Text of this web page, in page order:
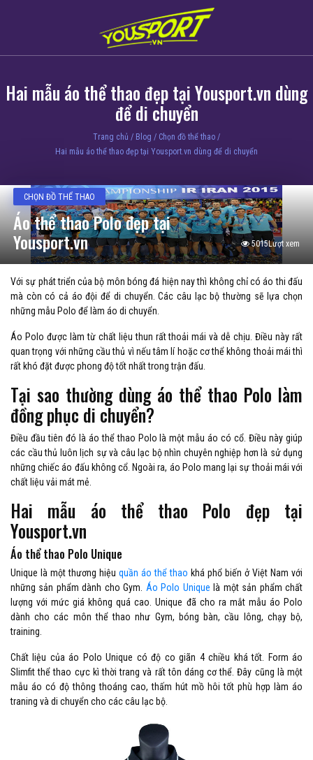
Hai mẫu áo thể thao đẹp tại Yousport.vn dùng
để di chuyển
Trang chủ / Blog / Chọn đồ thể thao /
Hai mẫu áo thể thao đẹp tại Yousport.vn dùng để di chuyển
CHỌN ĐỒ THỂ THAO
Áo thể thao Polo đẹp tại
Yousport.vn 5015Lượt xem
Với sự phát triển của bộ môn bóng đá hiện nay thì không chỉ có áo thi đấu
mà còn có cả áo đội để di chuyển. Các câu lạc bộ thường sẽ lựa chọn
những mẫu Polo để làm áo di chuyển.
Áo Polo được làm từ chất liệu thun rất thoải mái và dễ chịu. Điều này rất
quan trọng với những cầu thủ vì nếu tâm lí hoặc cơ thể không thoải mái thì
rất khó đặt được phong độ tốt nhất trong trận đấu.
Tại sao thường dùng áo thể thao Polo làm
đồng phục di chuyển?
Điều đầu tiên đó là áo thể thao Polo là một mẫu áo có cổ. Điều này giúp
các cầu thủ luôn lịch sự và câu lạc bộ nhìn chuyên nghiệp hơn là sử dụng
những chiếc áo đấu không cổ. Ngoài ra, áo Polo mang lại sự thoải mái với
chất liệu vải mát mẻ.
Hai mẫu áo thể thao Polo đẹp tại
Yousport.vn
Áo thể thao Polo Unique
Unique là một thương hiệu quần áo thể thao khá phổ biến ở Việt Nam với
những sản phẩm dành cho Gym. Áo Polo Unique là một sản phẩm chất
lượng với mức giá không quá cao. Unique đã cho ra mắt mẫu áo Polo
dành cho các môn thể thao như Gym, bóng bàn, cầu lông, chạy bộ,
training.
Chất liệu của áo Polo Unique có độ co giãn 4 chiều khá tốt. Form áo
Slimfit thể thao cực kì thời trang và rất tôn dáng cơ thể. Đây cũng là một
mẫu áo có độ thông thoáng cao, thấm hút mồ hôi tốt phù hợp làm áo
traning và di chuyển cho các câu lạc bộ.